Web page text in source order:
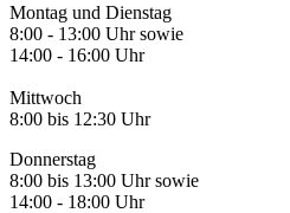
Montag und Dienstag
8:00 - 13:00 Uhr sowie
14:00 - 16:00 Uhr
Mittwoch
8:00 bis 12:30 Uhr
Donnerstag
8:00 bis 13:00 Uhr sowie
14:00 - 18:00 Uhr